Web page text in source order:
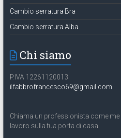
Cambio serratura Bra
Cambio serratura Alba
Chi siamo
P.IVA 12261120013
ilfabbrofrancesco69@gmail.com
Chiama un professionista come me
lavoro sulla tua porta di casa .